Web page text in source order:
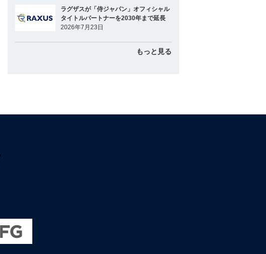
ラグザスが「侍ジャパン」オフィシャル
タイトルパートナーを2030年まで延長
2026年7月23日
もっと見る